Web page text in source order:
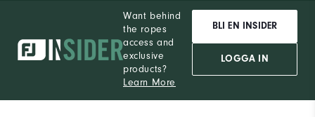
Want behind
the ropes
access and
exclusive
products?
Learn More
BLI EN INSIDER
LOGGA IN